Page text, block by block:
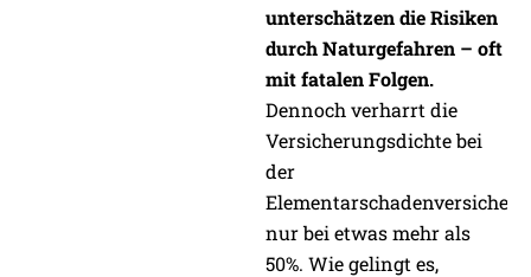
unterschätzen die Risiken
durch Naturgefahren – oft
mit fatalen Folgen.
Dennoch verharrt die
Versicherungsdichte bei
der
nur bei etwas mehr als
50%. Wie gelingt es,